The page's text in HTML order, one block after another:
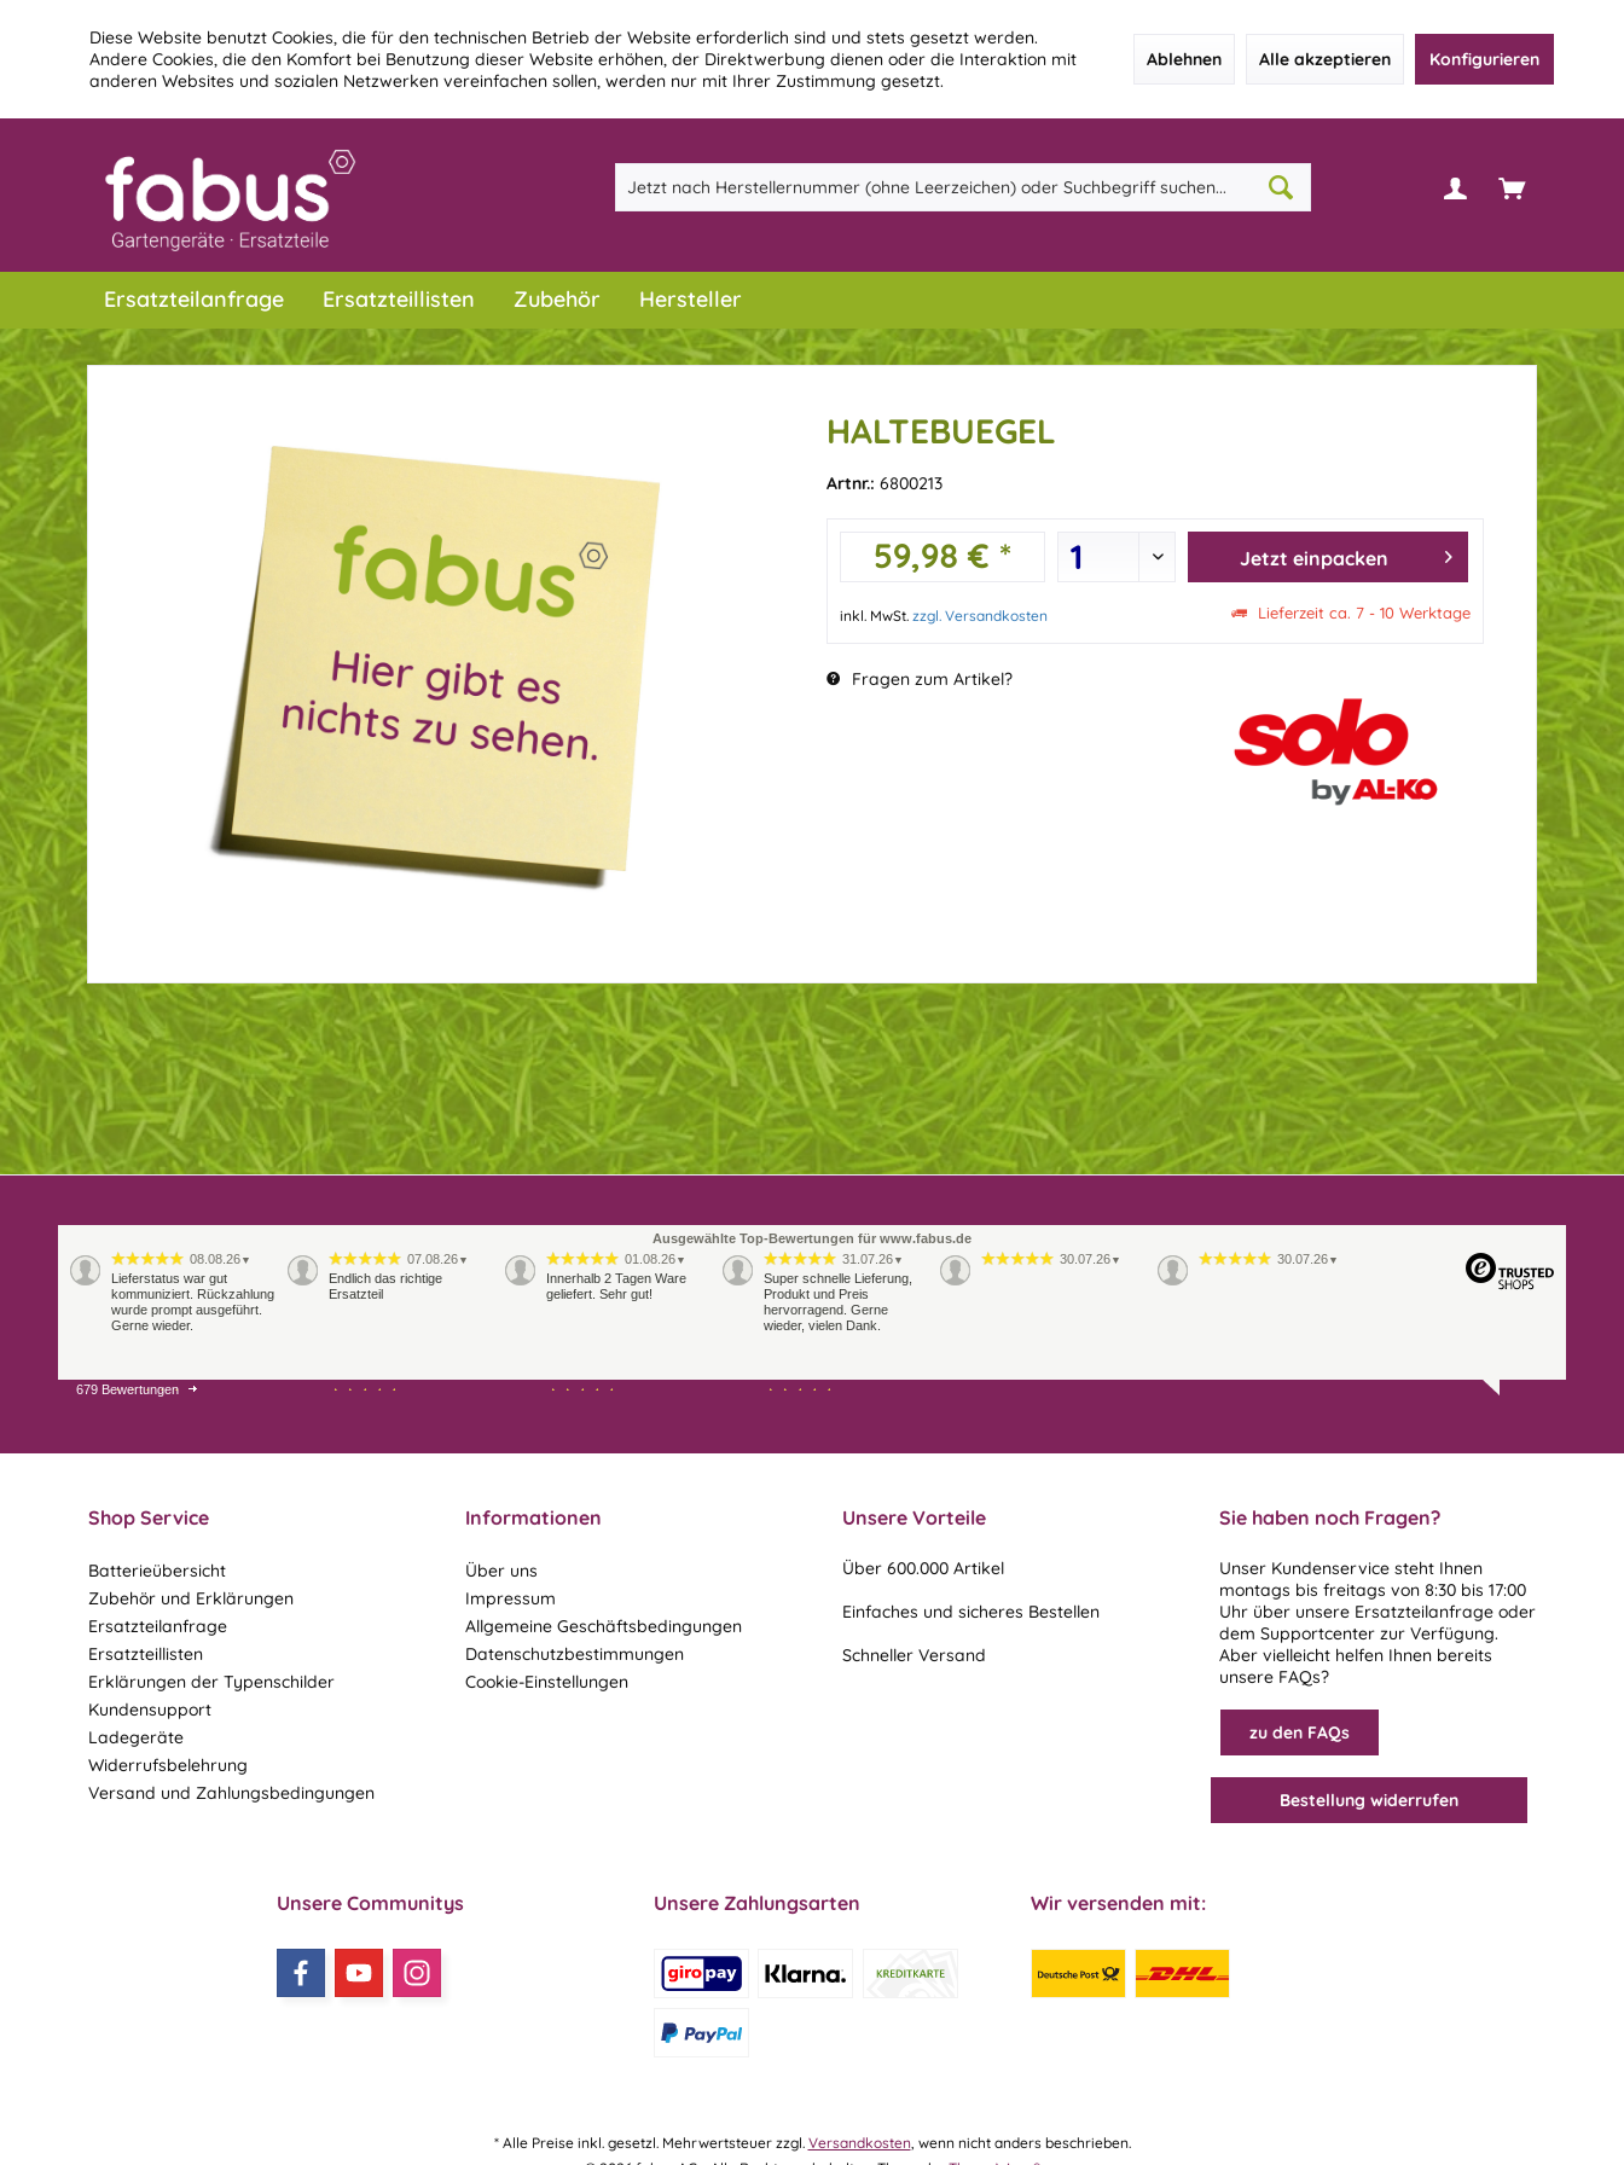
Diese Website benutzt Cookies, die für den technischen Betrieb der Website erforderlich sind und stets gesetzt werden.
Andere Cookies, die den Komfort bei Benutzung dieser Website erhöhen, der Direktwerbung dienen oder die Interaktion mit
anderen Websites und sozialen Netzwerken vereinfachen sollen, werden nur mit Ihrer Zustimmung gesetzt.
Ablehnen Alle akzeptieren Konfigurieren
Ersatzteilanfrage Ersatzteillisten Zubehör Hersteller
HALTEBUEGEL
Artnr.: 6800213
59,98 € * Jetzt einpacken
inkl. MwSt. zzgl. Versandkosten Lieferzeit ca. 7 - 10 Werktage
Fragen zum Artikel?
Ausgewählte Top-Bewertungen für www.fabus.de
08.08.26 ▼
Lieferstatus war gut
kommuniziert. Rückzahlung
wurde prompt ausgeführt.
Gerne wieder.
07.08.26 ▼
Endlich das richtige
Ersatzteil
01.08.26 ▼
Innerhalb 2 Tagen Ware
geliefert. Sehr gut!
31.07.26 ▼
Super schnelle Lieferung,
Produkt und Preis
hervorragend. Gerne
wieder, vielen Dank.
30.07.26 ▼ 30.07.26 ▼
29.07.26
679 Bewertungen
Shop Service
Batterieübersicht
Zubehör und Erklärungen
Ersatzteilanfrage
Ersatzteillisten
Erklärungen der Typenschilder
Kundensupport
Ladegeräte
Widerrufsbelehrung
Versand und Zahlungsbedingungen
Informationen
Über uns
Impressum
Allgemeine Geschäftsbedingungen
Datenschutzbestimmungen
Cookie-Einstellungen
Unsere Vorteile
Über 600.000 Artikel
Einfaches und sicheres Bestellen
Schneller Versand
Sie haben noch Fragen?
Unser Kundenservice steht Ihnen
montags bis freitags von 8:30 bis 17:00
Uhr über unsere Ersatzteilanfrage oder
dem Supportcenter zur Verfügung.
Aber vielleicht helfen Ihnen bereits
unsere FAQs?
zu den FAQs
Bestellung widerrufen
Unsere Communitys Unsere Zahlungsarten Wir versenden mit:
* Alle Preise inkl. gesetzl. Mehrwertsteuer zzgl. Versandkosten, wenn nicht anders beschrieben.